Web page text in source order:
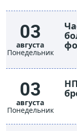
03
августа
Понедельник
03
августа
Понедельник